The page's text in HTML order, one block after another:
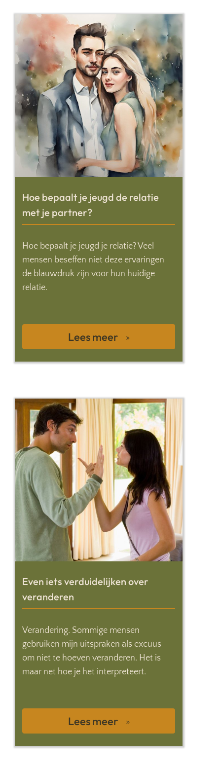
Hoe bepaalt je jeugd de relatie
met je partner?
Hoe bepaalt je jeugd je relatie? Veel
mensen beseffen niet deze ervaringen
de blauwdruk zijn voor hun huidige
relatie.
Lees meer
Even iets verduidelijken over
veranderen
Verandering. Sommige mensen
gebruiken mijn uitspraken als excuus
om niet te hoeven veranderen. Het is
maar net hoe je het interpreteert.
Lees meer